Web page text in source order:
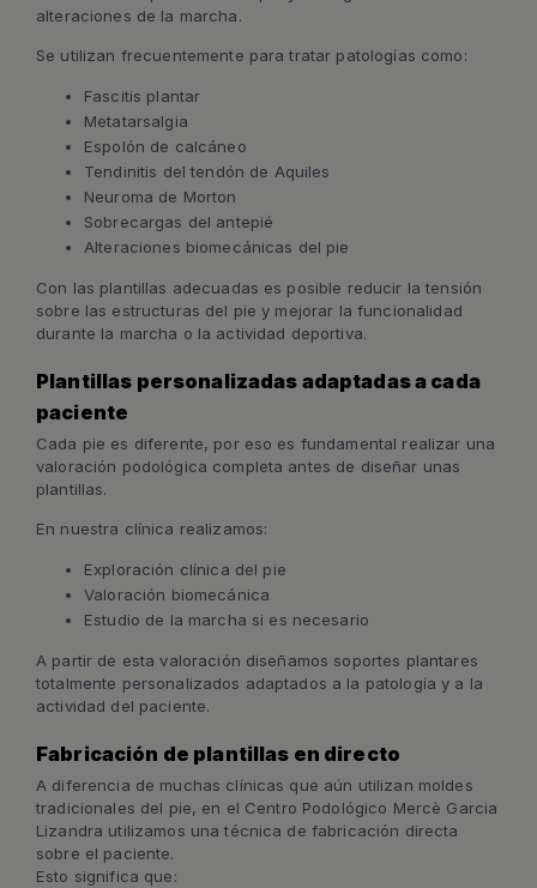
alteraciones de la marcha.
Se utilizan frecuentemente para tratar patologías como:
Fascitis plantar
Metatarsalgia
Espolón de calcáneo
Tendinitis del tendón de Aquiles
Neuroma de Morton
Sobrecargas del antepié
Alteraciones biomecánicas del pie
Con las plantillas adecuadas es posible reducir la tensión
sobre las estructuras del pie y mejorar la funcionalidad
durante la marcha o la actividad deportiva.
Plantillas personalizadas adaptadas a cada
paciente
Cada pie es diferente, por eso es fundamental realizar una
valoración podológica completa antes de diseñar unas
plantillas.
En nuestra clínica realizamos:
Exploración clínica del pie
Valoración biomecánica
Estudio de la marcha si es necesario
A partir de esta valoración diseñamos soportes plantares
totalmente personalizados adaptados a la patología y a la
actividad del paciente.
Fabricación de plantillas en directo
A diferencia de muchas clínicas que aún utilizan moldes
tradicionales del pie, en el Centro Podológico Mercè Garcia
Lizandra utilizamos una técnica de fabricación directa
sobre el paciente.
Esto significa que: